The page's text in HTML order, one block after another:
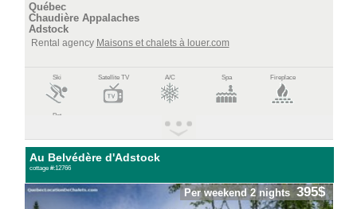
Québec
Chaudière Appalaches
Adstock
Rental agency Maisons et chalets à louer.com
Ski Satellite TV A/C Spa Fireplace
Pet
Au Belvédère d'Adstock
cottage #:12766
Per weekend 2 nights 395$